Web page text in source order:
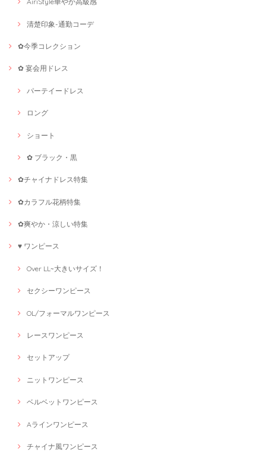
清楚印象-通勤コーデ
✿今季コレクション
✿ 宴会用ドレス
パーテイードレス
ロング
ショート
✿ ブラック・黒
✿チャイナドレス特集
✿カラフル花柄特集
✿爽やか・涼しい特集
♥ ワンピース
Over LL~大きいサイズ！
セクシーワンピース
OL/フォーマルワンピース
レースワンピース
セットアップ
ニットワンピース
ベルベットワンピース
Aラインワンピース
チャイナ風ワンピース